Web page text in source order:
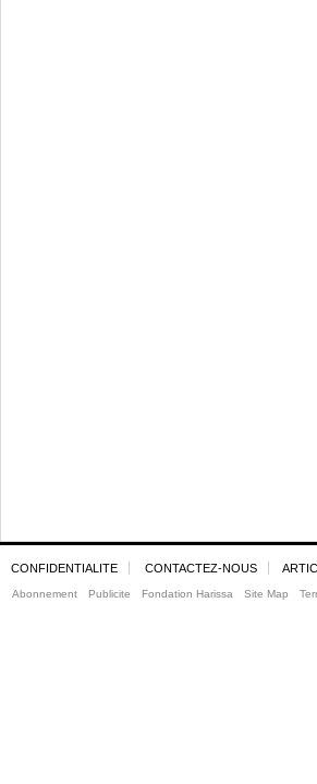
CONFIDENTIALITE CONTACTEZ-NOUS
Abonnement Publicite Fondation Harissa Site Map